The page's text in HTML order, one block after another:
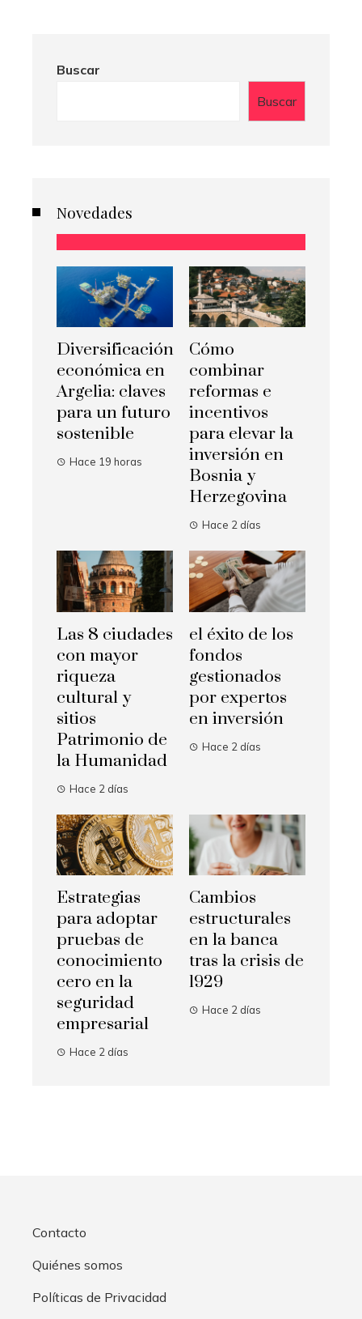
Buscar
Buscar
Novedades
Diversificación
económica en
Argelia: claves
para un futuro
sostenible
Hace 19 horas
Cómo
combinar
reformas e
incentivos
para elevar la
inversión en
Bosnia y
Herzegovina
Hace 2 días
Las 8 ciudades
con mayor
riqueza
cultural y
sitios
Patrimonio de
la Humanidad
Hace 2 días
el éxito de los
fondos
gestionados
por expertos
en inversión
Hace 2 días
Estrategias
para adoptar
pruebas de
conocimiento
cero en la
seguridad
empresarial
Hace 2 días
Cambios
estructurales
en la banca
tras la crisis de
1929
Hace 2 días
Contacto
Quiénes somos
Políticas de Privacidad